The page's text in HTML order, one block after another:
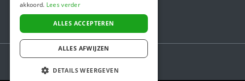
Privacybeleid
Cookiebeleid
akkoord. Lees verder
ALLES ACCEPTEREN
ALLES AFWIJZEN
DETAILS WEERGEVEN